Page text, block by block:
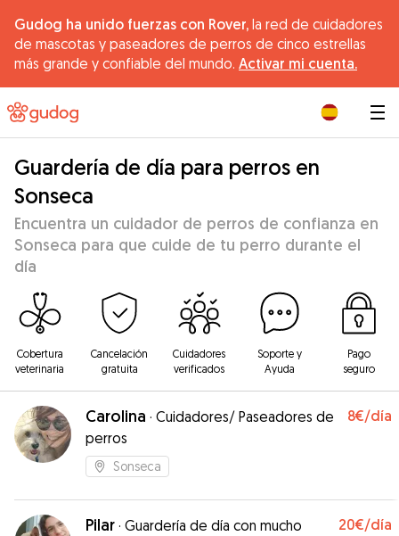
Gudog ha unido fuerzas con Rover, la red de cuidadores
de mascotas y paseadores de perros de cinco estrellas
más grande y confiable del mundo. Activar mi cuenta.
Guardería de día para perros en
Sonseca
Encuentra un cuidador de perros de confianza en
Sonseca para que cuide de tu perro durante el
día
Cobertura
veterinaria
Cancelación
gratuita
Cuidadores
verificados
Soporte y
Ayuda
Pago
seguro
Carolina · Cuidadores/ Paseadores de
perros
8€/día
Sonseca
Pilar · Guardería de día con mucho
20€/día